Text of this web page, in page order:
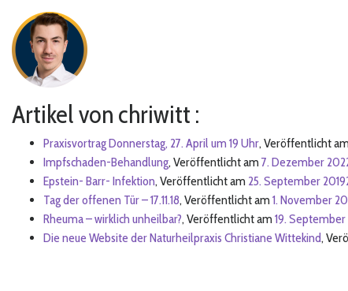
Artikel von chriwitt :
Praxisvortrag Donnerstag, 27. April um 19 Uhr,Veröffentlicht
Impfschaden-Behandlung,Veröffentlicht am7. Dezember
Epstein- Barr- Infektion,Veröffentlicht am 25. September 2019
Tag der offenen Tür – 17.11.18,Veröffentlicht am1. November
Rheuma – wirklich unheilbar?,Veröffentlicht am19. September
Die neue Website der Naturheilpraxis Christiane Wittekind,